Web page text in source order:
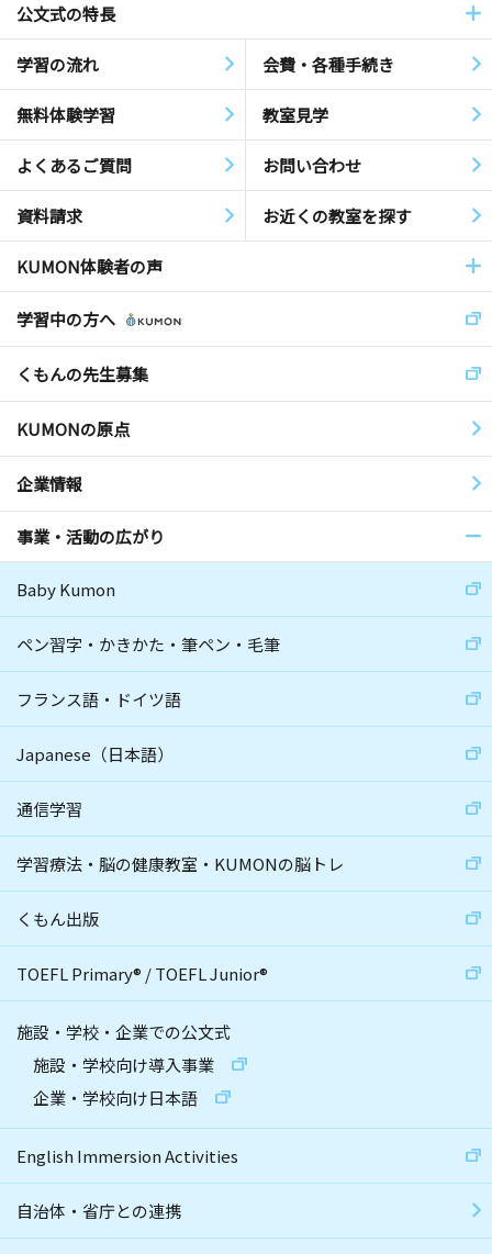
公文式の特長
学習の流れ 会費・各種手続き
無料体験学習 教室見学
よくあるご質問 お問い合わせ
資料請求 お近くの教室を探す
KUMON体験者の声
学習中の方へ
くもんの先生募集
KUMONの原点
企業情報
事業・活動の広がり
Baby Kumon
ペン習字・かきかた・筆ペン・毛筆
フランス語・ドイツ語
Japanese（日本語）
通信学習
学習療法・脳の健康教室・KUMONの脳トレ
くもん出版
TOEFL Primary® /TOEFL Junior®
施設・学校・企業での公文式
施設・学校向け導入事業
企業・学校向け日本語
English Immersion Activities
自治体・省庁との連携